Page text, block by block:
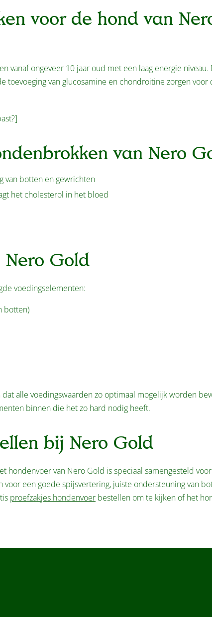
voor de hond van
vanaf ongeveer 10 jaar oud met een laag energie niveau.
toevoeging van glucosamine en chondroitine zorgen voor
van Nero
van botten en gewrichten
het cholesterol in het bloed
Gold
voedingselementen:
botten)
alle voedingswaarden zo optimaal mogelijk worden
binnen die het zo hard nodig heeft.
bij Nero Gold
hondenvoer van Nero Gold is speciaal samengesteld
een goede spijsvertering, juiste ondersteuning van
proefzakjes hondenvoer bestellen om te kijken of het